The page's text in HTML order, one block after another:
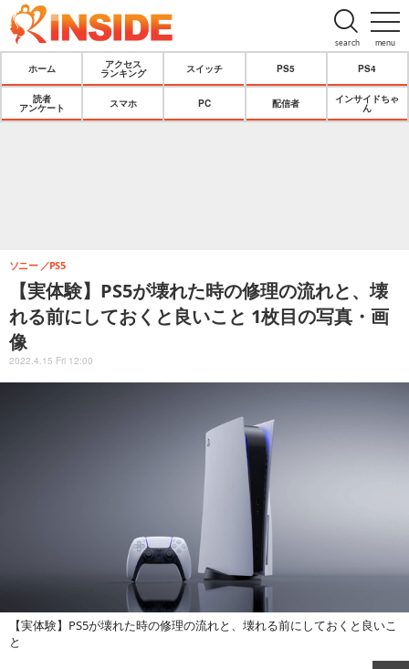
menu
search
ホーム
アクセス
ランキング
スイッチ PS5 PS4
読者
アンケート
スマホ PC 配信者
インサイドちゃ
ん
【実体験】PS5が壊れた時の修理の流れと、壊
れる前にしておくと良いこと 1枚目の写真・画
像
ソニー PS5
2022.4.15 Fri 12:00
【実体験】PS5が壊れた時の修理の流れと、壊れる前にしておくと良いこ
と